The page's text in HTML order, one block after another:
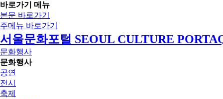
바로가기 메뉴
본문 바로가기
주메뉴 바로가기
서울문화포털 SEOUL CULTURE
문화행사
문화행사
공연
전시
축제